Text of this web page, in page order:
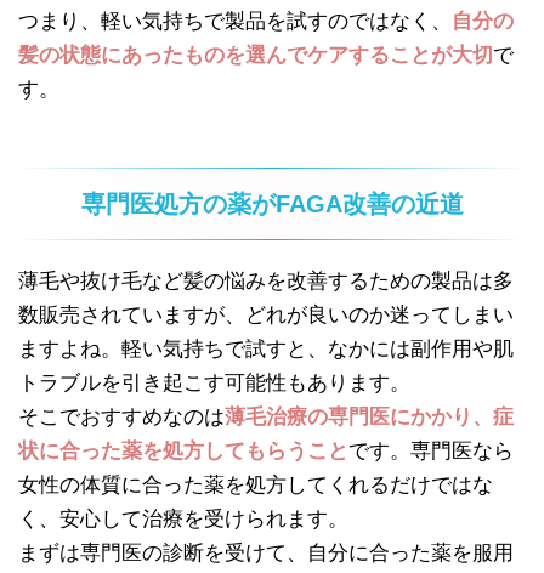
つまり、軽い気持ちで製品を試すのではなく、
自分の
髪の状態にあったものを選んでケアすることが大切 で
す。
専門医処方の薬がFAGA改善の近道
薄毛や抜け毛など髪の悩みを改善するための製品は多
数販売されていますが、どれが良いのか迷ってしまい
ますよね。軽い気持ちで試すと、なかには副作用や肌
トラブルを引き起こす可能性もあります。
そこでおすすめなのは薄毛治療の専門医にかかり、症
状に合った薬を処方してもらうこと です。専門医なら
女性の体質に合った薬を処方してくれるだけではな
く、安心して治療を受けられます。
まずは専門医の診断を受けて、自分に合った薬を服用